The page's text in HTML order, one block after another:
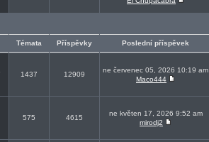
Témata Příspěvky Poslední příspěvek
1437 12909
ne červenec 05, 2026 10:19 am
Maco444
575 4615
ne květen 17, 2026 9:52 am
mirodj2